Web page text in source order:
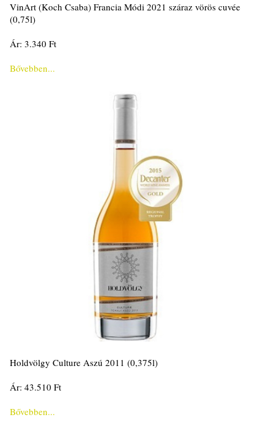
VinArt (Koch Csaba) Francia Módi 2021 száraz vörös cuvée
(0,75l)
Ár: 3.340 Ft
Bővebben...
Holdvölgy Culture Aszú 2011 (0,375l)
Ár: 43.510 Ft
Bővebben...